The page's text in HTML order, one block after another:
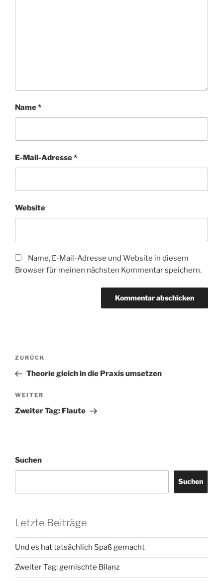
Name*
E-Mail-Adresse*
Website
Name, E-Mail-Adresse und Website in diesem
Browser für meinen nächsten Kommentar speichern.
Beitragsnavigation
Vorheriger
Beitrag
ZURÜCK
Theorie gleich in die Praxis umsetzen
Nächster
Beitrag
WEITER
Zweiter Tag: Flaute
Suchen
Suchen
Letzte Beiträge
Und es hat tatsächlich Spaß gemacht
Zweiter Tag: gemischte Bilanz